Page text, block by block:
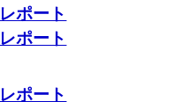
レポート
レポート
レポート